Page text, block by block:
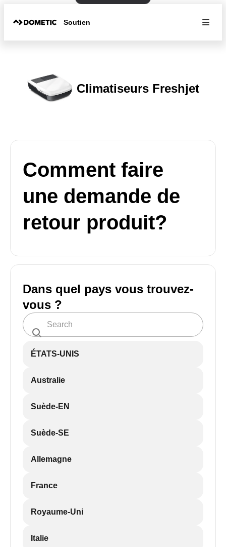
Soutien
Climatiseurs Freshjet
Comment faire
une demande de
retour produit?
Dans quel pays vous trouvez-
vous ?
ÉTATS-UNIS
Australie
Suède-EN
Suède-SE
Allemagne
France
Royaume-Uni
Italie